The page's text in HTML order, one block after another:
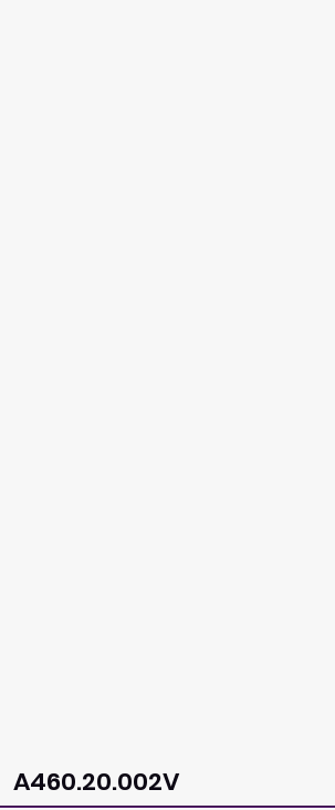
A460.20.002V